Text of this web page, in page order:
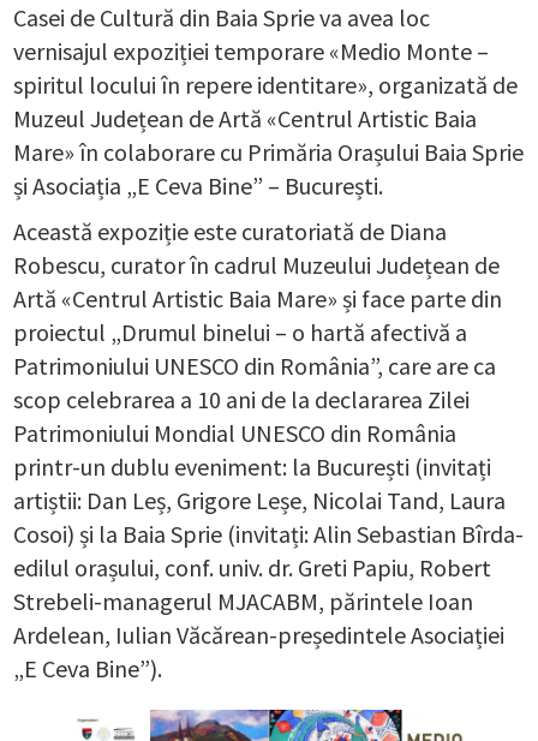
Casei de Cultură din Baia Sprie va avea loc
vernisajul expoziției temporare «Medio Monte –
spiritul locului în repere identitare», organizată de
Muzeul Județean de Artă «Centrul Artistic Baia
Mare» în colaborare cu Primăria Orașului Baia Sprie
și Asociația „E Ceva Bine” – București.
Această expoziție este curatoriată de Diana
Robescu, curator în cadrul Muzeului Județean de
Artă «Centrul Artistic Baia Mare» și face parte din
proiectul „Drumul binelui – o hartă afectivă a
Patrimoniului UNESCO din România”, care are ca
scop celebrarea a 10 ani de la declararea Zilei
Patrimoniului Mondial UNESCO din România
printr-un dublu eveniment: la București (invitați
artiștii: Dan Leș, Grigore Leșe, Nicolai Tand, Laura
Cosoi) și la Baia Sprie (invitați: Alin Sebastian Bîrda-
edilul orașului, conf. univ. dr. Greti Papiu, Robert
Strebeli-managerul MJACABM, părintele Ioan
Ardelean, Iulian Văcărean-președintele Asociației
„E Ceva Bine”).